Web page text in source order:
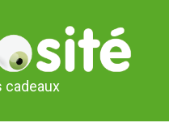
cadeaux